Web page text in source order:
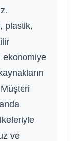
plastik,
ekonomiye
ve